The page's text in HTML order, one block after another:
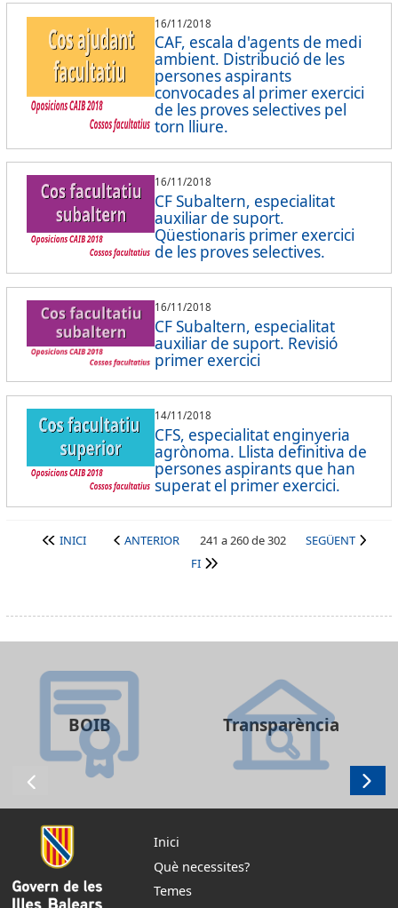
16/11/2018
CAF, escala d'agents de medi
ambient. Distribució de les
persones aspirants
convocades al primer exercici
de les proves selectives pel
torn lliure.
16/11/2018
CF Subaltern, especialitat
auxiliar de suport.
Qüestionaris primer exercici
de les proves selectives.
16/11/2018
CF Subaltern, especialitat
auxiliar de suport. Revisió
primer exercici
14/11/2018
CFS, especialitat enginyeria
agrònoma. Llista definitiva de
persones aspirants que han
superat el primer exercici.
INICI ANTERIOR 241 a 260 de 302
SEGÜENT
FI
BOIB Transparència
Inici
Què necessites?
Temes